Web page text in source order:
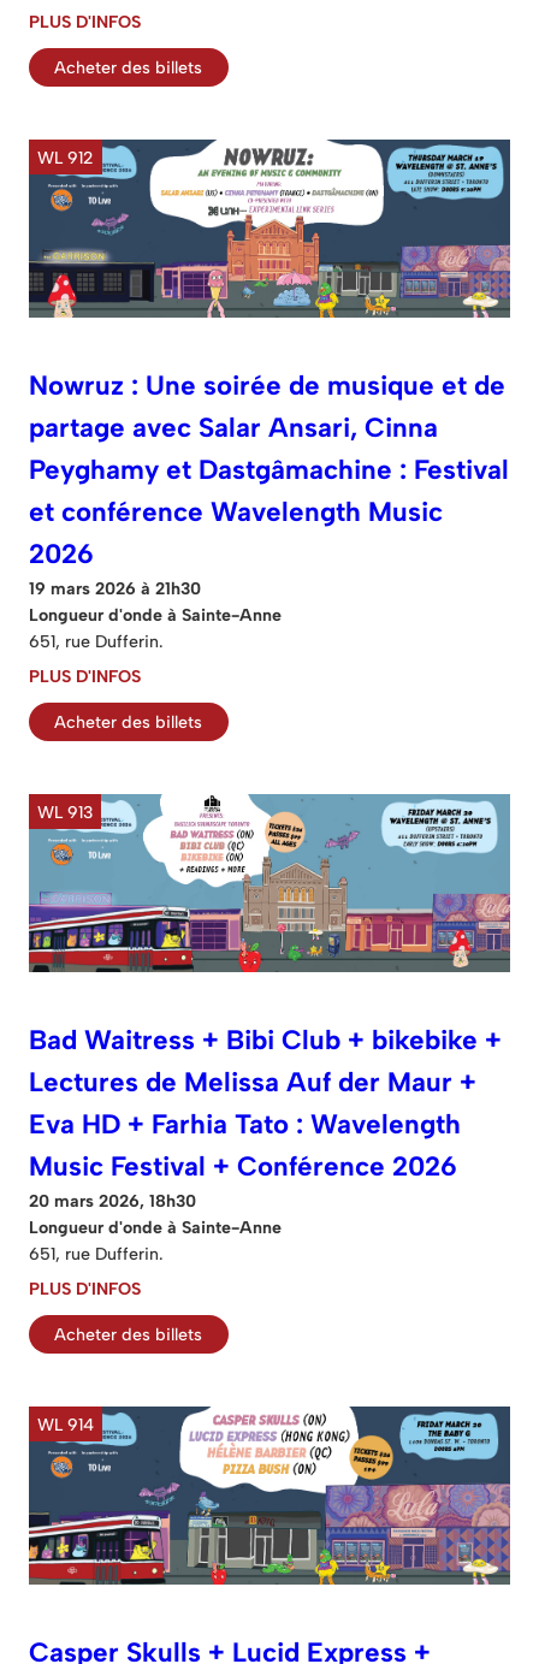
PLUS D'INFOS
Acheter des billets
WL 912
Nowruz : Une soirée de musique et de
partage avec Salar Ansari, Cinna
Peyghamy et Dastgâmachine : Festival
et conférence Wavelength Music
2026
19 mars 2026 à 21h30
Longueur d'onde à Sainte-Anne
651, rue Dufferin.
PLUS D'INFOS
Acheter des billets
WL 913
Bad Waitress + Bibi Club + bikebike +
Lectures de Melissa Auf der Maur +
Eva HD + Farhia Tato : Wavelength
Music Festival + Conférence 2026
20 mars 2026, 18h30
Longueur d'onde à Sainte-Anne
651, rue Dufferin.
PLUS D'INFOS
Acheter des billets
WL 914
Casper Skulls + Lucid Express +